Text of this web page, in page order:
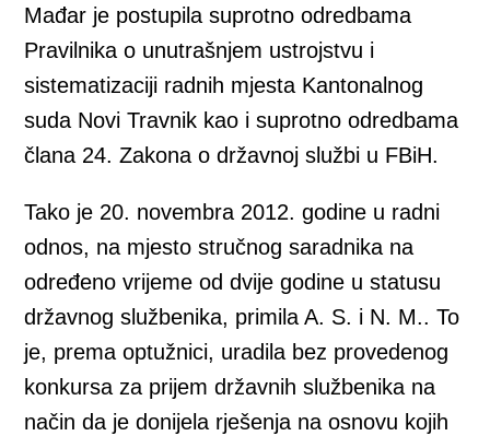
Mađar je postupila suprotno odredbama
Pravilnika o unutrašnjem ustrojstvu i
sistematizaciji radnih mjesta Kantonalnog
suda Novi Travnik kao i suprotno odredbama
člana 24. Zakona o državnoj službi u FBiH.
Tako je 20. novembra 2012. godine u radni
odnos, na mjesto stručnog saradnika na
određeno vrijeme od dvije godine u statusu
državnog službenika, primila A. S. i N. M.. To
je, prema optužnici, uradila bez provedenog
konkursa za prijem državnih službenika na
način da je donijela rješenja na osnovu kojih